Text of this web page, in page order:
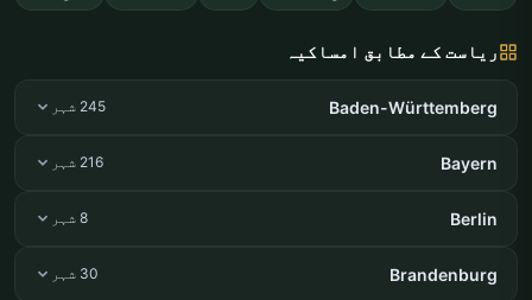
ریاست کے مطابق امساکیہ
Baden-Württemberg 245 شہر
Bayern 216 شہر
Berlin 8 شہر
Brandenburg 30 شہر